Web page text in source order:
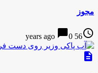
مجوز
access_time
56 years ago
chat_bubble0
description